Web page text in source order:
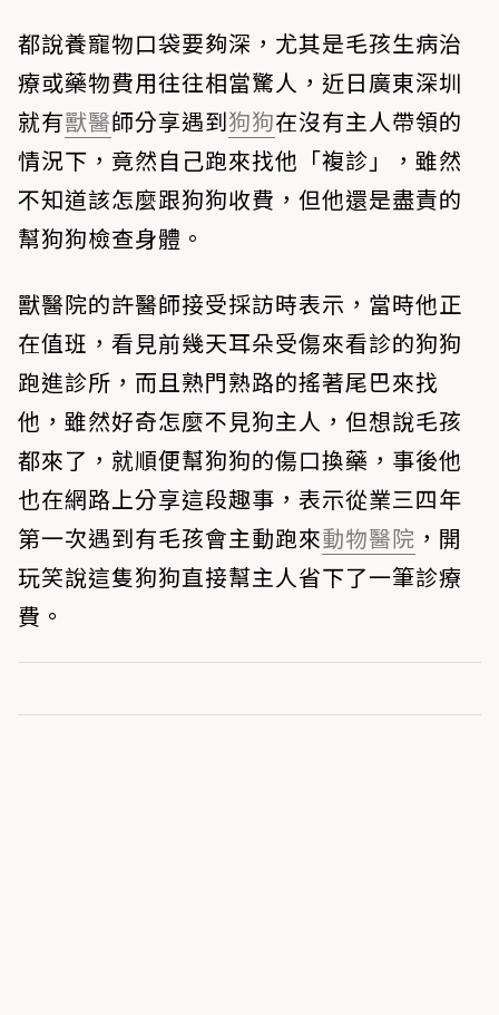
都說養寵物口袋要夠深，尤其是毛孩生病治
療或藥物費用往往相當驚人，近日廣東深圳
就有獸醫師分享遇到狗狗在沒有主人帶領的
情況下，竟然自己跑來找他「複診」，雖然
不知道該怎麼跟狗狗收費，但他還是盡責的
幫狗狗檢查身體。
獸醫院的許醫師接受採訪時表示，當時他正
在值班，看見前幾天耳朵受傷來看診的狗狗
跑進診所，而且熟門熟路的搖著尾巴來找
他，雖然好奇怎麼不見狗主人，但想說毛孩
都來了，就順便幫狗狗的傷口換藥，事後他
也在網路上分享這段趣事，表示從業三四年
第一次遇到有毛孩會主動跑來動物醫院 ，開
玩笑說這隻狗狗直接幫主人省下了一筆診療
費。